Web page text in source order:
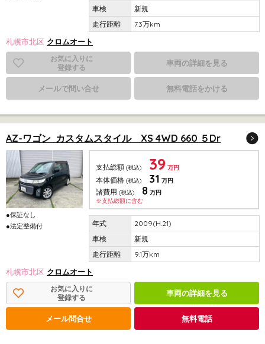
新規
7.3万km
札幌市北区 クロムオート
お気に入りに
登録する
車両の詳細を見る
メールで問い合せ 無料電話をかける
AZ-ワゴン カスタムスタイル XS 4WD 660 ５Dr
●保証なし
●法定整備付
支払総額 (税込) 39 万円
本体価格 (税込) 31 万円
諸費用 (税込) 8 万円
※支払総額に含む
2009(H.21)
新規
9.1万km
札幌市北区 クロムオート
お気に入りに
登録する
車両の詳細を見る
メール問合せ 無料電話